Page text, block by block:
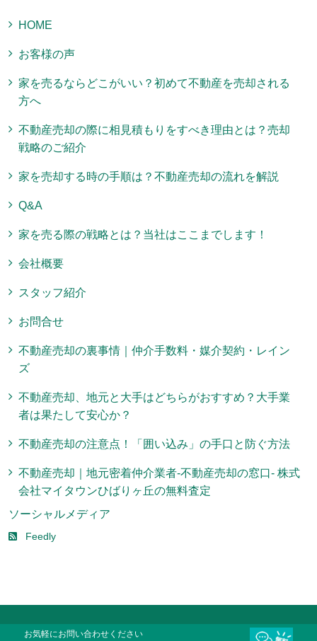
HOME
お客様の声
家を売るならどこがいい？初めて不動産を売却される
方へ
不動産売却の際に相見積もりをすべき理由とは？売却
戦略のご紹介
家を売却する時の手順は？不動産売却の流れを解説
Q&A
家を売る際の戦略とは？当社はここまでします！
会社概要
スタッフ紹介
お問合せ
不動産売却の裏事情｜仲介手数料・媒介契約・レイン
ズ
不動産売却、地元と大手はどちらがおすすめ？大手業
者は果たして安心か？
不動産売却の注意点！「囲い込み」の手口と防ぐ方法
不動産売却｜地元密着仲介業者-不動産売却の窓口- 株式
会社マイタウンひばりヶ丘の無料査定
ソーシャルメディア
Feedly
c Copyright 2026 新座市・西東京市の不動産売却の窓口（無料相談所）. All
お気軽にお問い合わせください